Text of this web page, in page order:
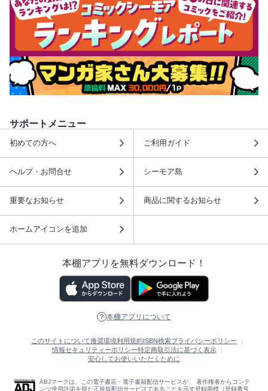
サポートメニュー
初めての方へ ご利用ガイド
ヘルプ・お問合せ シーモア島
重要なお知らせ 商品に関するお知らせ
ホームアイコンを追加
本棚アプリを無料ダウンロード！
本棚アプリについて
このサイトについて推奨環境利用規約ISBN検索プライバシーポリシー
情報セキュリティーポリシー特定商取引法に基づく表示
安心してお使いいただくために
ABJマークは、この電子書店・電子書籍配信サービスが、 著作権者からコンテ
ンツ使用許諾を得た正規版配信サービスであることを示す登録商標（登録番号